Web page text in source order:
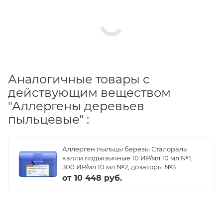
Аналогичные товары с
действующим веществом
"Аллергены деревьев
пыльцевые" :
Аллерген пыльцы березы Сталораль
капли подъязычные 10 ИР/мл 10 мл №1;
300 ИР/мл 10 мл №2; дозаторы №3
от 10 448 руб.